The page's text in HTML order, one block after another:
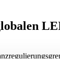
eines neuen
auf